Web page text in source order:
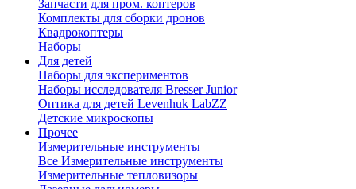
Запчасти для пром. коптеров
Комплекты для сборки дронов
Квадрокоптеры
Наборы
Для детей
Наборы для экспериментов
Наборы исследователя Bresser Junior
Оптика для детей Levenhuk LabZZ
Детские микроскопы
Прочее
Измерительные инструменты
Все Измерительные инструменты
Измерительные тепловизоры